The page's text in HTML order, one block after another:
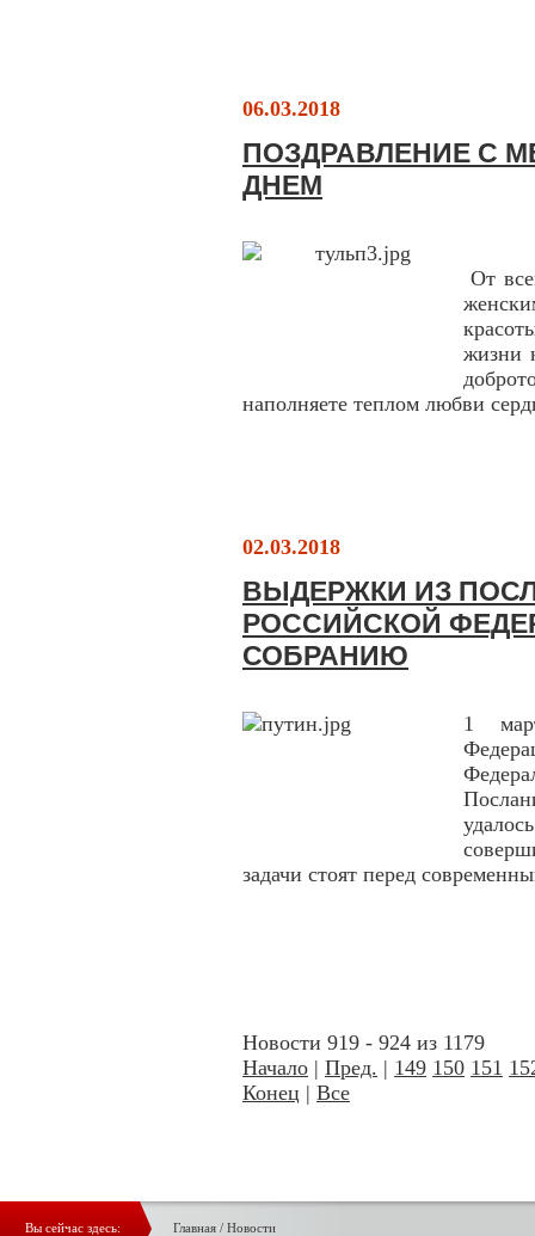
06.03.2018
ПОЗДРАВЛЕНИЕ С
ДНЕМ
От
жизни
наполняете теплом любви
02.03.2018
ВЫДЕРЖКИ ИЗ
РОССИЙСКОЙ
СОБРАНИЮ
1
задачи стоят перед
Новости 919 - 924 из 1179
Начало | Пред. | 149 150 151
Конец | Все
Вы сейчас здесь: Главная/ Новости